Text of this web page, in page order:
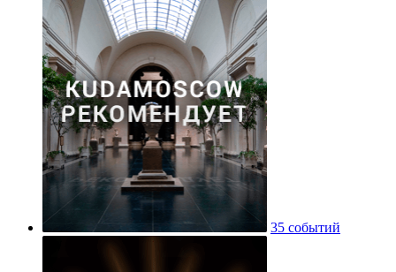
35 событий